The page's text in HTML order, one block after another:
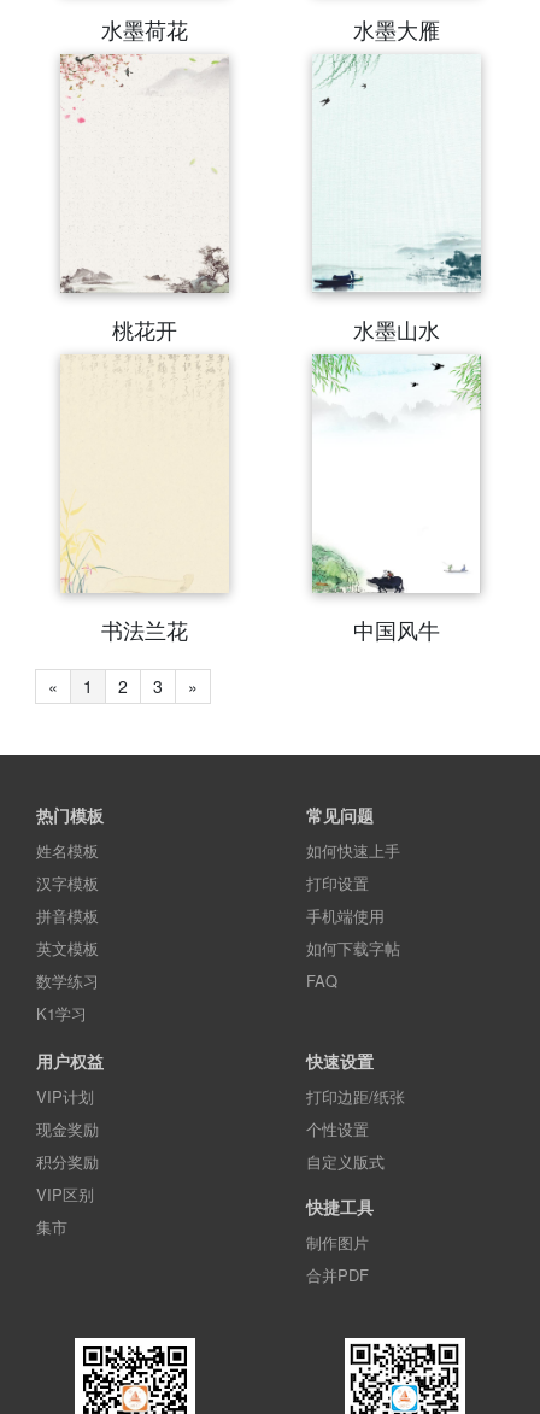
水墨荷花 水墨大雁
桃花开 水墨山水
书法兰花 中国风牛
« 1 2 3 »
热门模板
姓名模板
汉字模板
拼音模板
英文模板
数学练习
K1学习
常见问题
如何快速上手
打印设置
手机端使用
如何下载字帖
FAQ
用户权益
VIP计划
现金奖励
积分奖励
VIP区别
集市
快速设置
打印边距/纸张
个性设置
自定义版式
快捷工具
制作图片
合并PDF